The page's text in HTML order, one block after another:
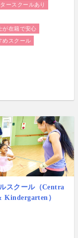
ースクールあり
が在籍で安心
めスクール
スクール（Centra
Kindergarten）